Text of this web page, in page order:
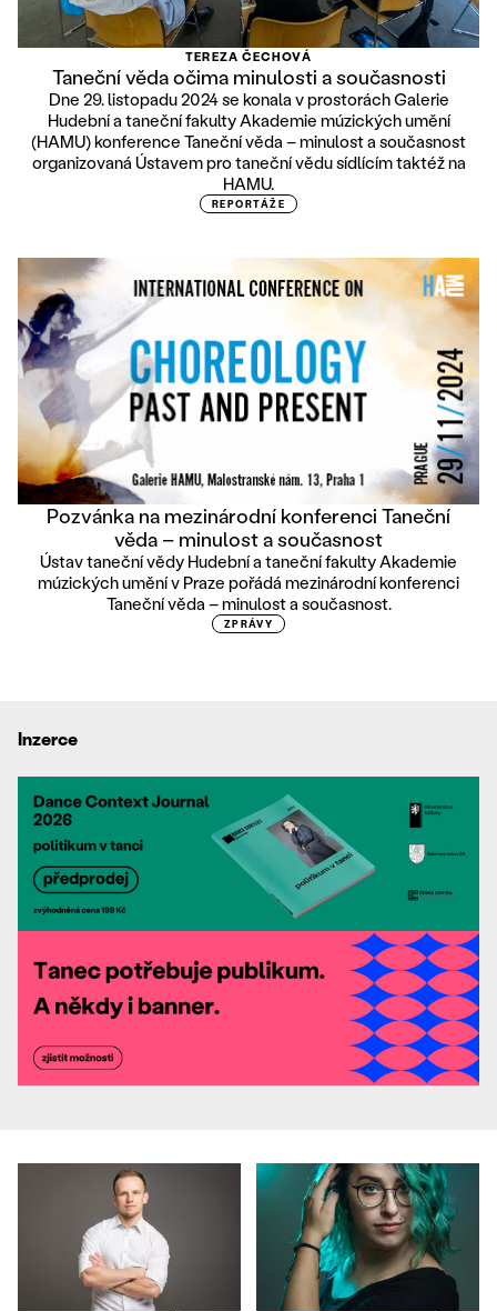
TEREZA ČECHOVÁ
Taneční věda očima minulosti a současnosti
Dne 29. listopadu 2024 se konala v prostorách Galerie
Hudební a taneční fakulty Akademie múzických umění
(HAMU) konference Taneční věda – minulost a současnost
organizovaná Ústavem pro taneční vědu sídlícím taktéž na
HAMU.
REPORTÁŽE
Pozvánka na mezinárodní konferenci Taneční
věda – minulost a současnost
Ústav taneční vědy Hudební a taneční fakulty Akademie
múzických umění v Praze pořádá mezinárodní konferenci
Taneční věda – minulost a současnost.
ZPRÁVY
Inzerce